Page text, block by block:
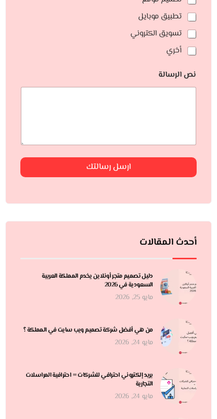
تطبيق موبايل
تسويق الكتروني
أخري
نص الرسالة
ارسل رسالتك
أحدث المقالات
دليل تصميم متجر أونلاين يخدم المملكة العربية
السعودية في 2026
مايو 25, 2026
من هي أفضل شركة تصميم ويب سايت في المملكة ؟
مايو 24, 2026
بريد إلكتروني احترافي للشركات = احترافية المراسلات
التجارية
مايو 24, 2026